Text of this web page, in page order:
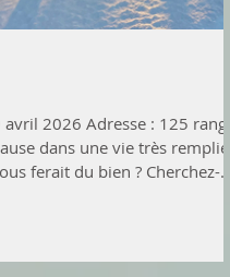
2026 Adresse : 125 rang
dans une vie très remplie ?
ferait du bien ? Cherchez-